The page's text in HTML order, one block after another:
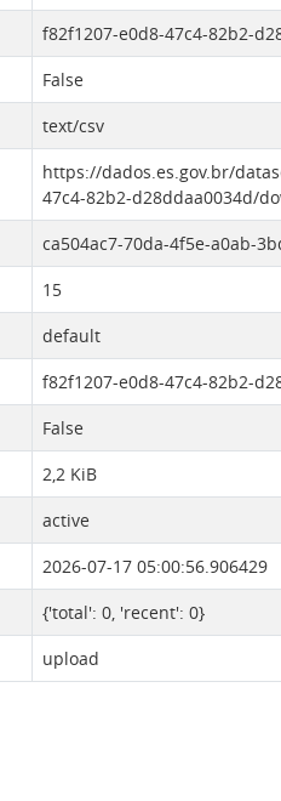
f82f1207-e0d8-47c4-82b2-
False
text/csv
https://dados.es.gov.br/
47c4-82b2-d28ddaa0034d/
ca504ac7-70da-4f5e-a0ab-
15
default
f82f1207-e0d8-47c4-82b2-
False
2,2 KiB
active
2026-07-17 05:00:56.906429
{'total': 0, 'recent': 0}
upload